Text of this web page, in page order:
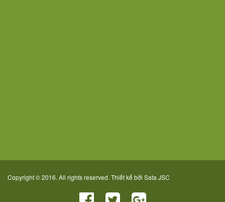
Copyright © 2016. All rights reserved. Thiết kế bởi Sata JSC